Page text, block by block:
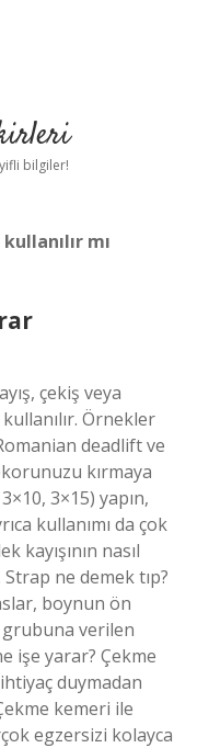
bilgiler!
mı
çekiş veya
Örnekler
deadlift ve
kırmaya
3×15) yapın,
kullanımı da çok
kayışının nasıl
ne demek tıp?
boynun ön
grubuna verilen
işe yarar? Çekme
duymadan
kemeri ile
egzersizi kolayca